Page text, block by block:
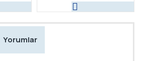
Yorumlar